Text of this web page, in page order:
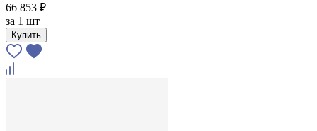
66 853 ₽
за 1 шт
Купить